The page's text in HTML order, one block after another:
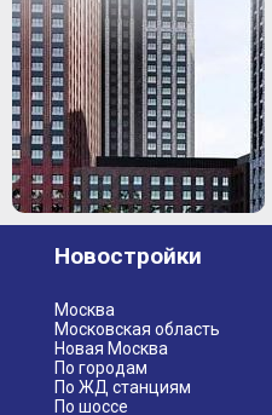
Новостройки
Москва
Московская область
Новая Москва
По городам
По ЖД станциям
По шоссе